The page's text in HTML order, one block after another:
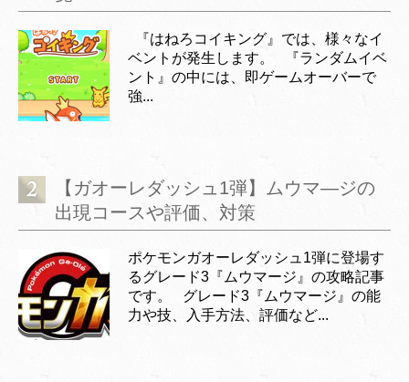
『はねろコイキング』では、様々なイ
ベントが発生します。 『ランダムイベ
ント』の中には、即ゲームオーバーで
強...
【ガオーレダッシュ1弾】ムウマ―ジの
出現コースや評価、対策
ポケモンガオーレダッシュ1弾に登場す
るグレード3『ムウマージ』の攻略記事
です。 グレード3『ムウマージ』の能
力や技、入手方法、評価など...